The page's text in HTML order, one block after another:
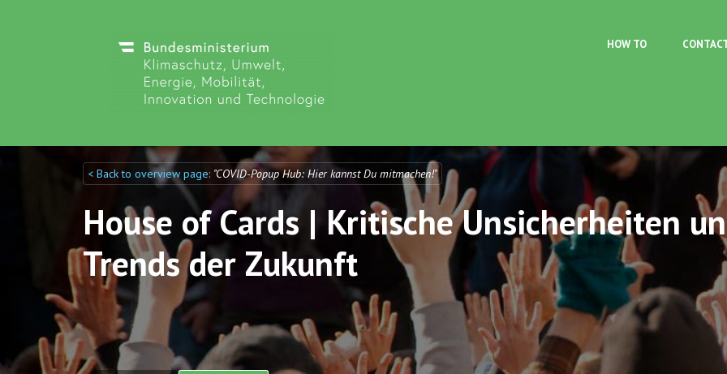
HOW TO
Discuto
< Back to overview page: "COVID-Popup Hub: Hier kannst Du mitmachen!"
House of Cards | Kritische Unsicherheiten
Trends der Zukunft